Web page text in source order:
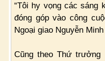
“Tôi hy vọng các sáng
đóng góp vào công
Ngoại giao Nguyễn
Cũng theo Thứ